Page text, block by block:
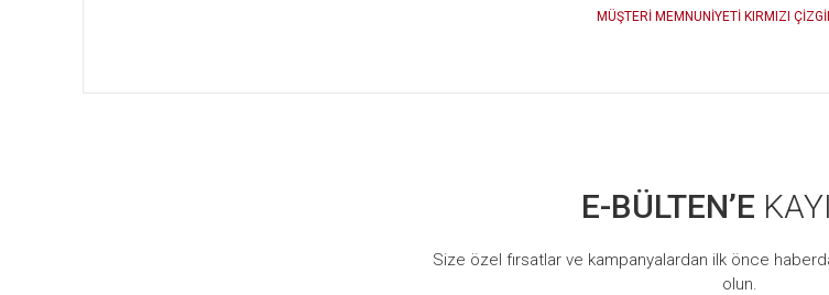
MÜŞTERİ MEMNUNİYETİ KIRMIZI
E-BÜLTEN’E
Size özel fırsatlar ve kampanyalardan ilk önce
olun.